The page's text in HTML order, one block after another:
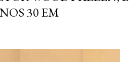
30 EM